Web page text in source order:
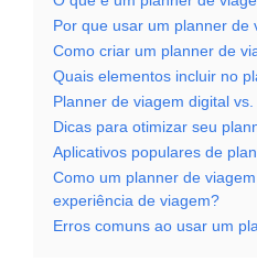
Por que usar um planner de
Como criar um planner de
Quais elementos incluir no
Planner de viagem digital
Dicas para otimizar seu
Aplicativos populares de
Como um planner de
experiência de viagem?
Erros comuns ao usar um